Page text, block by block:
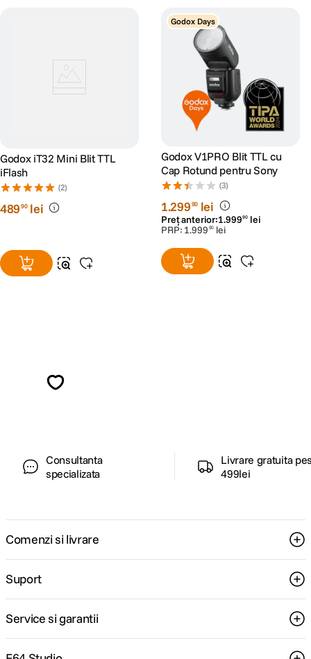
Godox iT32 Mini Blit TTL
iFlash
(2)
48990 lei
Godox Days
Godox V1PRO Blit TTL cu
Cap Rotund pentru Sony
(3)
1.29990 lei
Preț anterior:1.99990 lei
PRP: 1.999 90 lei
Consultanta
specializata
Livrare gratuita
499lei
Comenzi si livrare
Suport
Service si garantii